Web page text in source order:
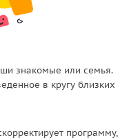
знакомые или семья.
в кругу близких
программу,